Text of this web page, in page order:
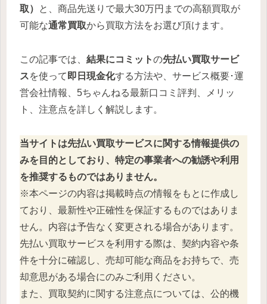
取）
と、商品先送りで最大30万円までの高額買取が
可能な通常買取から買取方法をお選び頂けます。
この記事では、 結果にコミットの先払い買取サービ
スを使って 即日現金化する方法や、サービス概要･運
営会社情報、5ちゃんねる最新口コミ評判、メリッ
ト、注意点を詳しく解説します。
当サイトは先払い買取サービスに関する情報提供の
みを目的としており、特定の事業者への勧誘や利用
を推奨するものではありません。
※本ページの内容は掲載時点の情報をもとに作成し
ており、最新性や正確性を保証するものではありま
せん。内容は予告なく変更される場合があります。
先払い買取サービスを利用する際は、契約内容や条
件を十分に確認し、売却可能な商品をお持ちで、売
却意思がある場合にのみご利用ください。
また、買取契約に関する注意点については、公的機